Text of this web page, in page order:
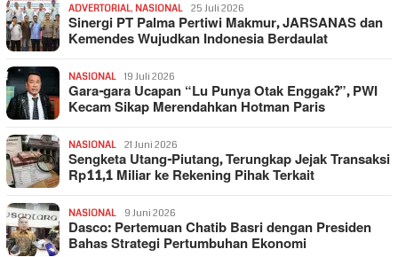
ADVERTORIAL, NASIONAL 25 Juli 2026
Sinergi PT Palma Pertiwi Makmur, JARSANAS dan
Kemendes Wujudkan Indonesia Berdaulat
NASIONAL 19 Juli 2026
Gara-gara Ucapan “Lu Punya Otak Enggak?”, PWI
Kecam Sikap Merendahkan Hotman Paris
NASIONAL 21 Juni 2026
Sengketa Utang-Piutang, Terungkap Jejak Transaksi
Rp11,1 Miliar ke Rekening Pihak Terkait
NASIONAL 9 Juni 2026
Dasco: Pertemuan Chatib Basri dengan Presiden
Bahas Strategi Pertumbuhan Ekonomi